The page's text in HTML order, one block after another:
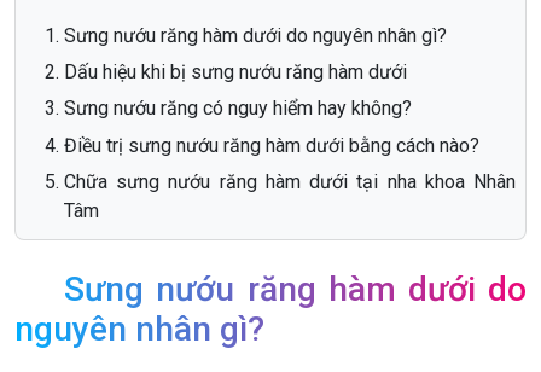
Sưng nướu răng hàm dưới do nguyên nhân gì?
Dấu hiệu khi bị sưng nướu răng hàm dưới
Sưng nướu răng có nguy hiểm hay không?
Điều trị sưng nướu răng hàm dưới bằng cách nào?
Chữa sưng nướu răng hàm dưới tại nha khoa Nhân
Tâm
Sưng nướu răng hàm dưới do
nguyên nhân gì?